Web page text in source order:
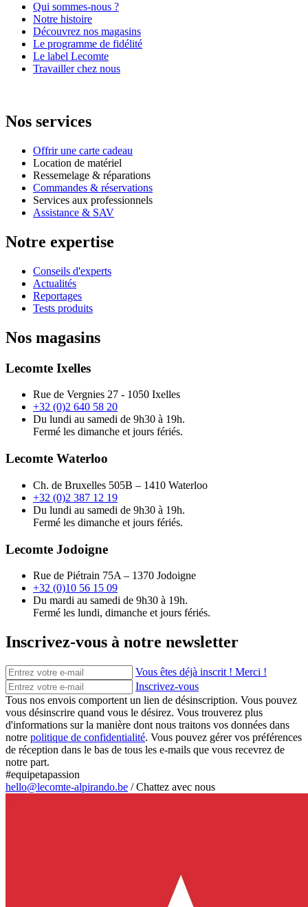
Qui sommes-nous ?
Notre histoire
Découvrez nos magasins
Le programme de fidélité
Le label Lecomte
Travailler chez nous
Nos services
Offrir une carte cadeau
Location de matériel
Ressemelage & réparations
Commandes & réservations
Services aux professionnels
Assistance & SAV
Notre expertise
Conseils d'experts
Actualités
Reportages
Tests produits
Nos magasins
Lecomte Ixelles
Rue de Vergnies 27 - 1050 Ixelles
+32 (0)2 640 58 20
Du lundi au samedi de 9h30 à 19h.
Fermé les dimanche et jours fériés.
Lecomte Waterloo
Ch. de Bruxelles 505B – 1410 Waterloo
+32 (0)2 387 12 19
Du lundi au samedi de 9h30 à 19h.
Fermé les dimanche et jours fériés.
Lecomte Jodoigne
Rue de Piétrain 75A – 1370 Jodoigne
+32 (0)10 56 15 09
Du mardi au samedi de 9h30 à 19h.
Fermé les lundi, dimanche et jours fériés.
Inscrivez-vous à notre newsletter
Vous êtes déjà inscrit ! Merci !
Inscrivez-vous
Tous nos envois comportent un lien de désinscription. Vous pouvez
vous désinscrire quand vous le désirez. Vous trouverez plus
d'informations sur la manière dont nous traitons vos données dans
notre politique de confidentialité. Vous pouvez gérer vos préférences
de réception dans le bas de tous les e-mails que vous recevrez de
notre part.
#equipetapassion
hello@lecomte-alpirando.be /Chattez avec nous